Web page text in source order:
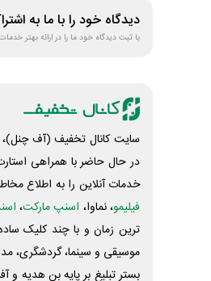
دیدگاه خود را با ما به
با ثبت دیدگاه خود ما را در ارائه بهتر
سایت کانال تخفیف (آف
در حال حاضر با همراهی
خدمات آنلاین را به اطلاع
فیلیمو، نماوا، اسنپ مارکت،
ترین زمان و با چند کلیک
موسیقی و سینما، گردشگری،
بستر تبلیغ بر پایه بن هدیه و